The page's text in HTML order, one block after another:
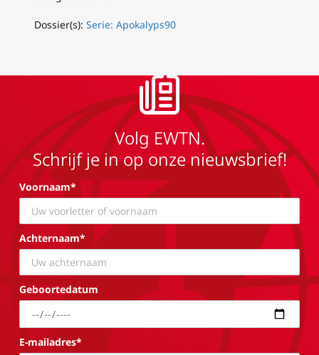
Dossier(s): Serie: Apokalyps90
Volg EWTN.
Schrijf je in op onze nieuwsbrief!
Voornaam*
Achternaam*
Geboortedatum
E-mailadres*